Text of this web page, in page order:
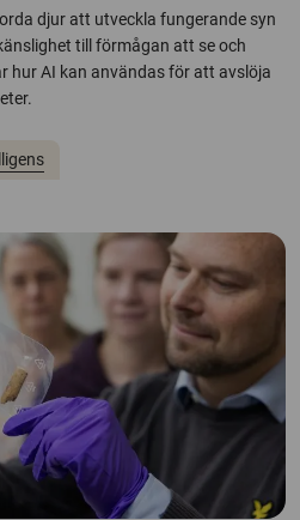
djur att utveckla fungerande syn
till förmågan att se och
hur AI kan användas för att avslöja